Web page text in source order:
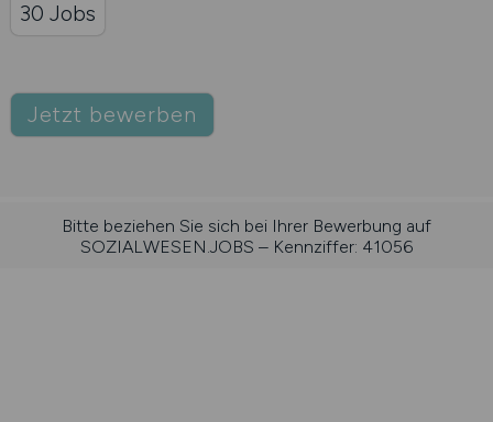
Jetzt bewerben
30 Jobs
Bitte beziehen Sie sich bei Ihrer Bewerbung auf
SOZIALWESEN.JOBS – Kennziffer: 41056